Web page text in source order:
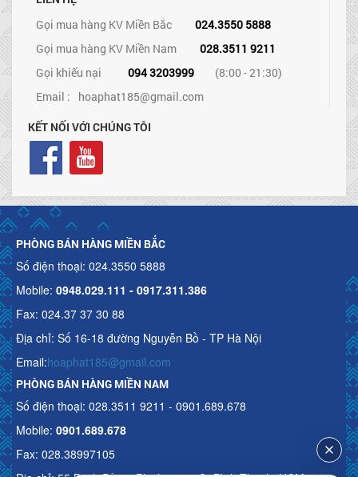
Gọi mua hàng KV Miền Bắc
024.3550 5888
Gọi mua hàng KV Miền Nam
028.3511 9211
Gọi khiếu nại
094 3203999
(8:00 - 21:30)
Email : hoaphat185@gmail.com
KẾT NỐI VỚI CHÚNG TÔI
PHÒNG BÁN HÀNG MIỀN BẮC
Số điện thoại: 024.3550 5888
Mobile: 0948.029.111 - 0917.311.386
Fax: 024.37 37 30 88
Địa chỉ: Số 16-18 đường Nguyễn Bồ - TP Hà Nội
Email:hoaphat185@gmail.com
PHÒNG BÁN HÀNG MIỀN NAM
Số điện thoại: 028.3511 9211 - 0901.689.678
Mobile: 0901.689.678
Fax: 028.38997105